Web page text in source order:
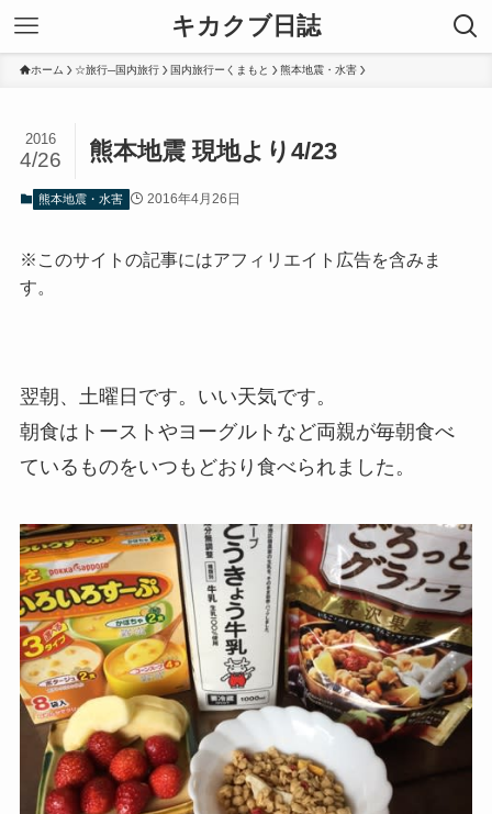
キカクブ日誌
ホーム ☆旅行─国内旅行 国内旅行ーくまもと 熊本地震・水害
熊本地震 現地より4/23
2016
4/26
熊本地震・水害 2016年4月26日
※このサイトの記事にはアフィリエイト広告を含みま
す。
翌朝、土曜日です。いい天気です。
朝食はトーストやヨーグルトなど両親が毎朝食べ
ているものをいつもどおり食べられました。